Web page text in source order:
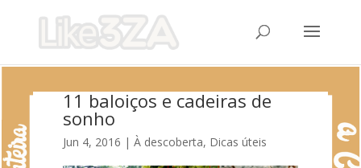
11 baloiços e cadeiras de
sonho
Jun 4, 2016 | À descoberta, Dicas úteis